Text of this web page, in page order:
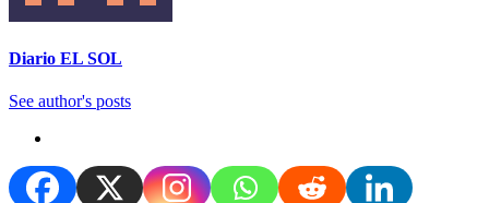
Diario EL SOL
See author's posts